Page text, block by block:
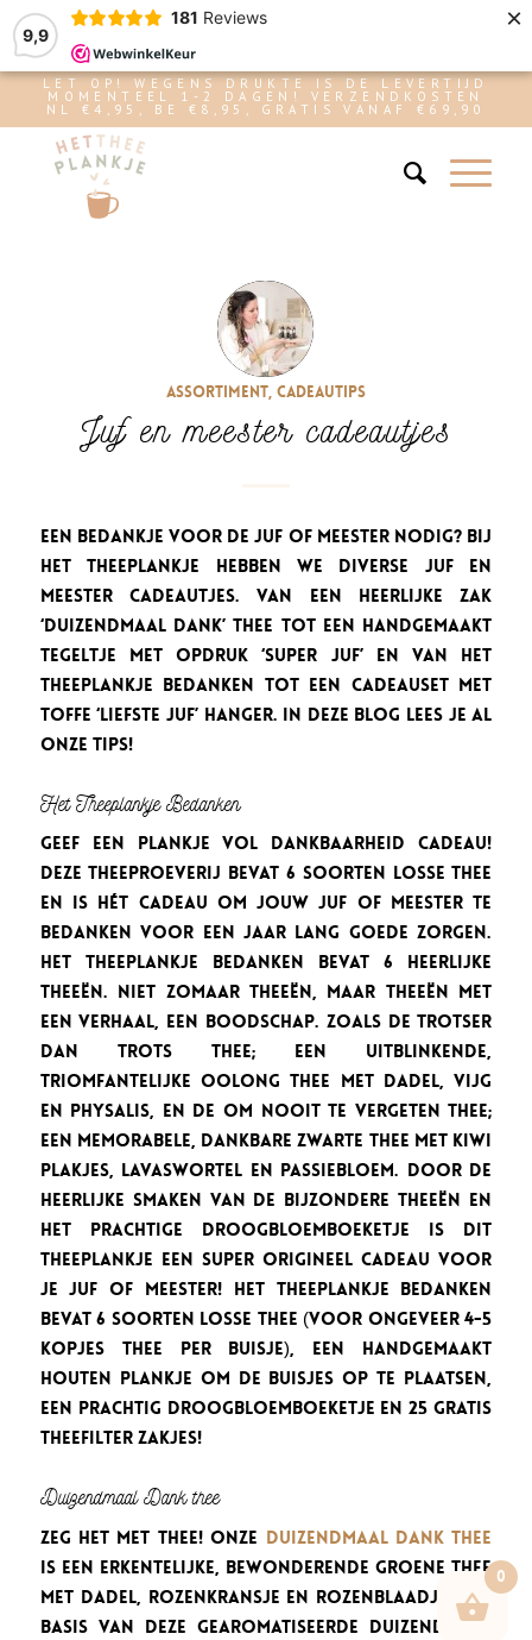
9,9
181 Reviews ×
LET OP! WEGENS DRUKTE IS DE LEVERTIJD
MOMENTEEL 1-2 DAGEN! VERZENDKOSTEN
NL €4,95, BE €8,95, GRATIS VANAF €69,90
Assortiment, Cadeautips
Juf en meester cadeautjes
Een bedankje voor de juf of meester nodig? Bij
Het Theeplankje hebben we diverse juf en
meester cadeautjes. Van een heerlijke zak
‘Duizendmaal Dank’ thee tot een handgemaakt
tegeltje met opdruk ‘Super Juf’ en van Het
Theeplankje Bedanken tot een cadeauset met
toffe ‘Liefste Juf’ hanger. In deze blog lees je al
onze tips!
Het Theeplankje Bedanken
Geef een plankje vol dankbaarheid cadeau!
Deze theeproeverij bevat 6 soorten losse thee
en is hét cadeau om jouw juf of meester te
bedanken voor een jaar lang goede zorgen.
Het Theeplankje Bedanken bevat 6 heerlijke
theeën. Niet zomaar theeën, maar theeën met
een verhaal, een boodschap. Zoals de Trotser
dan Trots thee; een uitblinkende,
triomfantelijke Oolong thee met dadel, vijg
en physalis, en de Om Nooit te Vergeten thee;
een memorabele, dankbare Zwarte thee met kiwi
plakjes, lavaswortel en passiebloem. Door de
heerlijke smaken van de bijzondere theeën en
het prachtige droogbloemboeketje is dit
Theeplankje een super origineel cadeau voor
je juf of meester! Het Theeplankje Bedanken
bevat 6 soorten losse thee (voor ongeveer 4-5
kopjes thee per buisje), een handgemaakt
houten plankje om de buisjes op te plaatsen,
een prachtig droogbloemboeketje en 25 gratis
theefilter zakjes!
Duizendmaal Dank thee
Zeg het met thee! Onze Duizendmaal Dank thee
is een erkentelijke, bewonderende Groene thee
met dadel, rozenkransje en rozenblaadjes. De
basis van deze gearomatiseerde Duizendmaal
0